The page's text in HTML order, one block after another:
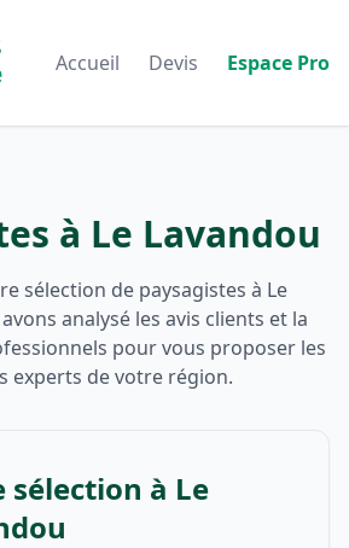
Accueil Devis Espace Pro
à Le Lavandou
sélection de paysagistes à Le
analysé les avis clients et la
pour vous proposer les
experts de votre région.
sélection à Le